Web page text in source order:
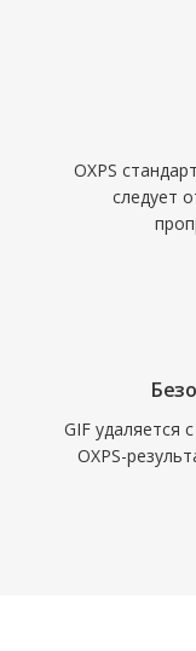
OXPS
следует
GIF удаляется
OXPS-